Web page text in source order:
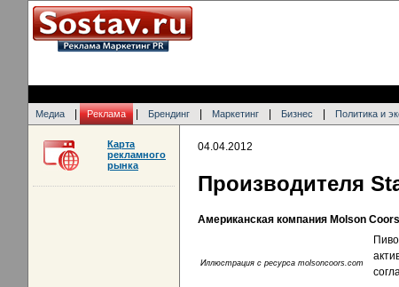
Медиа Реклама Брендинг Маркетинг Бизнес Политика и
04.04.2012
Производителя
Американская компания Molson
Иллюстрация c ресурса molsoncoors.com
Карта
рекламного
рынка